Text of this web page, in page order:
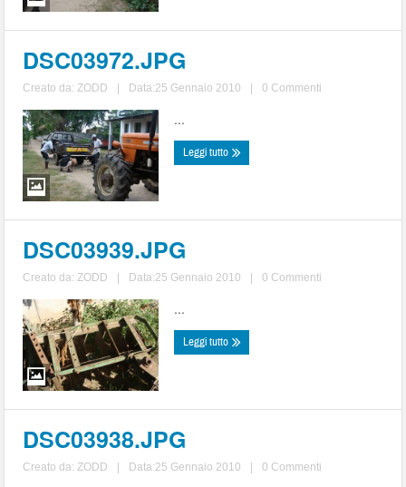
DSC03972.JPG
Creato da:ZODD Data:25 Gennaio 2010 0 Commenti
...
Leggi tutto
DSC03939.JPG
Creato da:ZODD Data:25 Gennaio 2010 0 Commenti
...
Leggi tutto
DSC03938.JPG
Creato da:ZODD Data:25 Gennaio 2010 0 Commenti